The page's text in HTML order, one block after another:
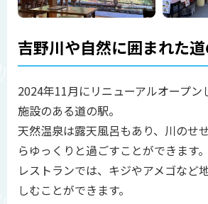
吉野川や自然に囲まれた
2024年11月にリニューアルオープン
施設のある道の駅。
天然温泉は露天風呂もあり、川のせ
らゆっくりと過ごすことができます。
レストランでは、キジやアメゴなど
しむことができます。